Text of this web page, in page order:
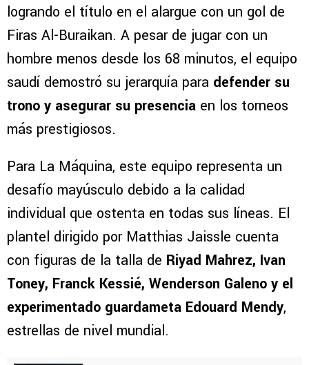
logrando el título en el alargue con un gol de
Firas Al-Buraikan. A pesar de jugar con un
hombre menos desde los 68 minutos, el equipo
saudí demostró su jerarquía para defender su
trono y asegurar su presencia en los torneos
más prestigiosos.
Para La Máquina, este equipo representa un
desafío mayúsculo debido a la calidad
individual que ostenta en todas sus líneas. El
plantel dirigido por Matthias Jaissle cuenta
con figuras de la talla de Riyad Mahrez, Ivan
Toney, Franck Kessié, Wenderson Galeno y el
experimentado guardameta Edouard Mendy,
estrellas de nivel mundial.